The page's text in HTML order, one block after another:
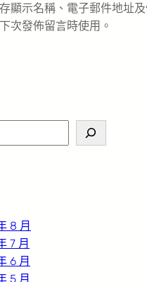
顯示名稱、電子郵件地址
次發佈留言時使用。
8 月
7 月
6 月
5 月